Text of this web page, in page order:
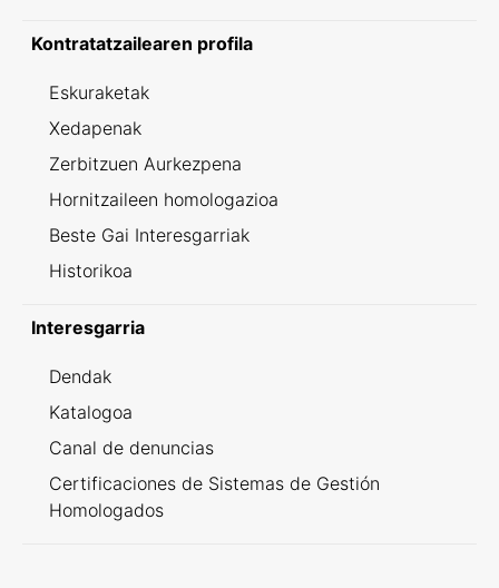
Kontratatzailearen profila
Eskuraketak
Xedapenak
Zerbitzuen Aurkezpena
Hornitzaileen homologazioa
Beste Gai Interesgarriak
Historikoa
Interesgarria
Dendak
Katalogoa
Canal de denuncias
Certificaciones de Sistemas de Gestión
Homologados